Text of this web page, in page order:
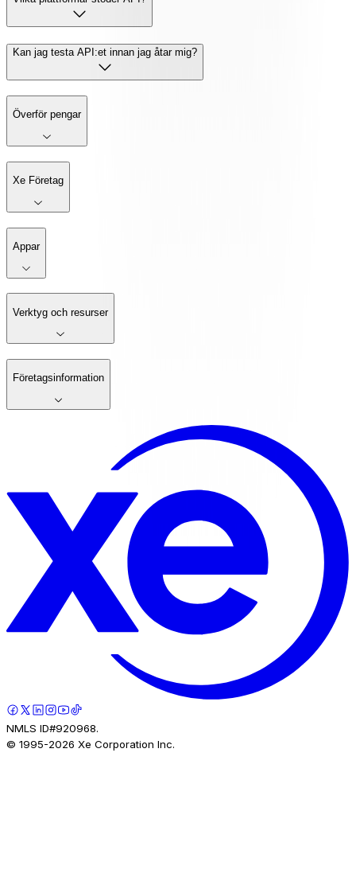
Kan jag testa API:et innan jag åtar mig?
Överför pengar
Xe Företag
Appar
Verktyg och resurser
Företagsinformation
NMLS ID#920968.
© 1995-2026 Xe Corporation Inc.